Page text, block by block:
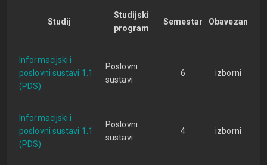
Studij
Studijski
program
Semestar Obavezan
Informacijski i
poslovni sustavi 1.1
(PDS)
Poslovni
sustavi
6 izborni
Informacijski i
poslovni sustavi 1.1
(PDS)
Poslovni
sustavi
4 izborni